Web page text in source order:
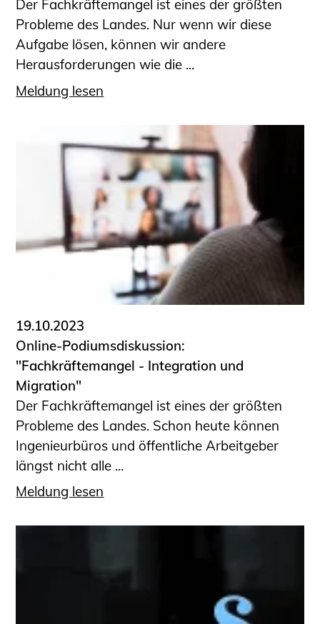
Der Fachkräftemangel ist eines der größten
Probleme des Landes. Nur wenn wir diese
Aufgabe lösen, können wir andere
Herausforderungen wie die ...
Meldung lesen
19.10.2023
Online-Podiumsdiskussion:
"Fachkräftemangel - Integration und
Migration"
Der Fachkräftemangel ist eines der größten
Probleme des Landes. Schon heute können
Ingenieurbüros und öffentliche Arbeitgeber
längst nicht alle ...
Meldung lesen